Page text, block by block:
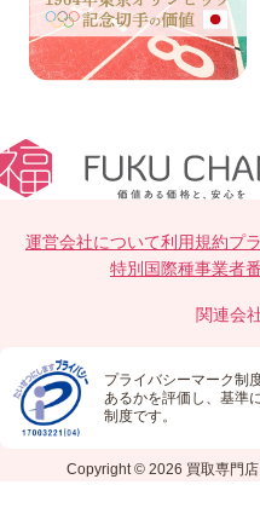
運営会社について利用規約プ
特別国際種事業者
関連会
プライバシーマーク制
あるかを評価し、基準
制度です。
Copyright © 2026 買取専門店